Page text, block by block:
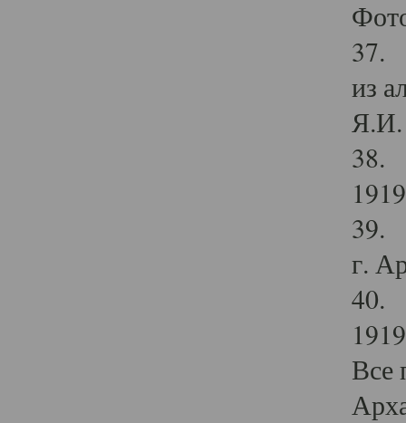
37.
из
Я.И.
38.
39.
г.
40.
Все